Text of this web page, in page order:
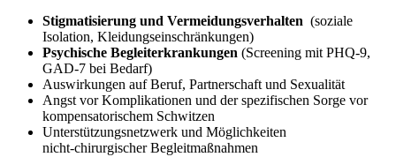
Stigmatisierung und Vermeidungsverhalten ​ (soziale
Isolation, Kleidungseinschränkungen)
Psychische⁤ Begleiterkrankungen (Screening mit PHQ‑9,
GAD‑7 bei Bedarf)
Auswirkungen auf Beruf, Partnerschaft ⁤und Sexualität
Angst vor ⁣Komplikationen⁢ und der spezifischen Sorge vor
kompensatorischem Schwitzen
Unterstützungsnetzwerk und Möglichkeiten
nicht‑chirurgischer Begleitmaßnahmen